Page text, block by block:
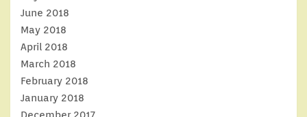
June 2018
May 2018
April 2018
March 2018
February 2018
January 2018